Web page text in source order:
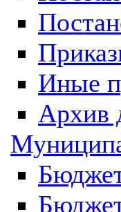
Иные
Архив